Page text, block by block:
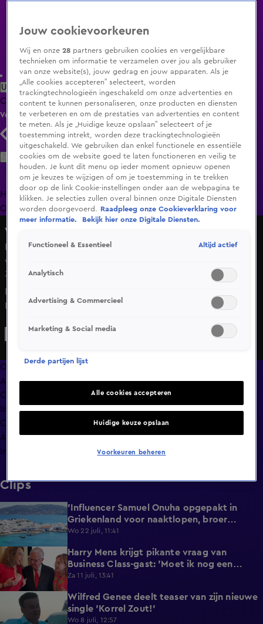
Uitzending Gemist Populaire programma's Zenders Genres
ClipsFilmsRadioSmart TV inlogShop
Volg KIJK
Zoeken
HomeUitzending Gemist Programma's De Bondgenoten
OranjezomerLivestreamsShop
Vandaag Inside
Ronald Koeman openhartig over gezondheid van zijn
vrouw: 'Dat is soms moeilijk'
Zo 7 juni, 22:21
Ronald Koeman blikt samen met Oranje-international
Micky van de Ven in gesprek met Valentijn Driessen
elftal tegen Oezbekistan, in aanloop naar het WK voetbal
hierboven.
Overzicht
Afleveringen
Clips
In de wandelgangen
Compilaties
Anderen keken ook
Info
Clips
1:00
'Influencer Samuel Onuha opgepakt in
Griekenland voor naaktlopen, broer
reageert met statement'
Wo 22 juli, 11:41
0:17
Harry Mens krijgt pikante vraag van
Business Class-gast: 'Moet ik nog een
knoopje losdoen?'
Za 11 juli, 13:41
0:37
Wilfred Genee deelt teaser van zijn nieuwe
single 'Korrel Zout!'
Wo 8 juli, 12:57
Jouw cookievoorkeuren
Wij en onze28 partners gebruiken cookies en vergelijkbare
technieken om informatie te verzamelen over jou als gebruiker
van onze website(s), jouw gedrag en jouw apparaten. Als je
„Alle cookies accepteren” selecteert, worden
trackingtechnologieën ingeschakeld om onze advertenties en
content te kunnen personaliseren, onze producten en diensten
te verbeteren en om de prestaties van advertenties en content
te meten. Als je „Huidige keuze opslaan” selecteert of je
toestemming intrekt, worden deze trackingtechnologieën
uitgeschakeld. We gebruiken dan enkel functionele en essentiële
cookies om de website goed te laten functioneren en veilig te
houden. Je kunt dit menu op ieder moment opnieuw openen
om je keuzes te wijzigen of om je toestemming in te trekken
door op de link Cookie-instellingen onder aan de webpagina te
klikken. Je selecties zullen overal binnen onze Digitale Diensten
worden doorgevoerd.
Raadpleeg onze Cookieverklaring voor
meer informatie.
Bekijk hier onze Digitale Diensten.
Functioneel & Essentieel Altijd actief
Analytisch
Advertising & Commercieel
Marketing & Social media
Derde partijen lijst
Alle cookies accepteren
Huidige keuze opslaan
Voorkeuren beheren